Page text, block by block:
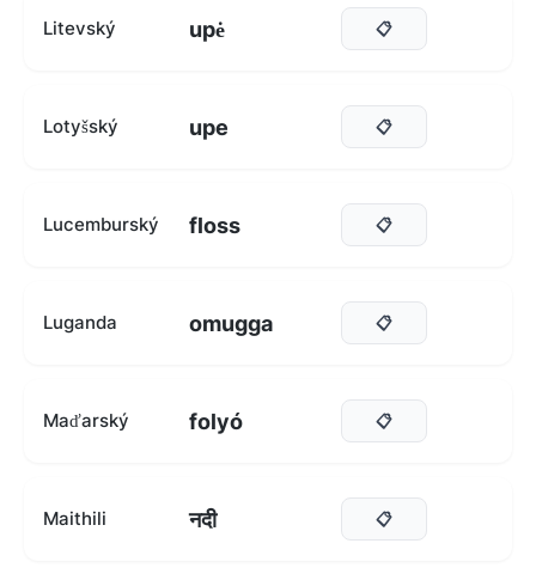
Litevský upė 📋
Lotyšský upe 📋
Lucemburský floss 📋
Luganda omugga 📋
Maďarský folyó 📋
Maithili नदी 📋